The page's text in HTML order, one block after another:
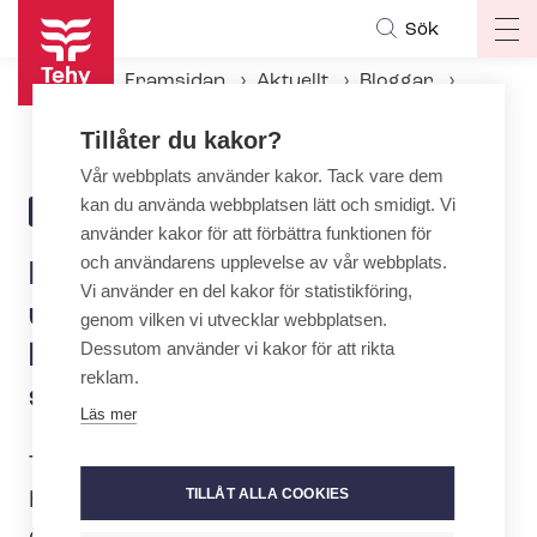
Hoppa
huvudinnehåll
Sök
Framsidan Aktuellt
Bloggar
BLOGG 1.6.2026 | 12:18
Heli Kannisto: Den
uppdaterade ar­be­tar­skydds­
hand­bo­ken hjälper i var­dags­
si­tu­a­tio­ner på arbetsplatsen
Tehys uppdaterade ar­be­tar­skydds­
hand­bok hjälper dig att förstå det
Tillåter du kakor?
Vår webbplats använder kakor. Tack vare dem
kan du använda webbplatsen lätt och smidigt. Vi
använder kakor för att förbättra funktionen för
och användarens upplevelse av vår webbplats.
Vi använder en del kakor för statistikföring,
genom vilken vi utvecklar webbplatsen.
Dessutom använder vi kakor för att rikta
reklam.
Läs mer
TILLÅT ALLA COOKIES